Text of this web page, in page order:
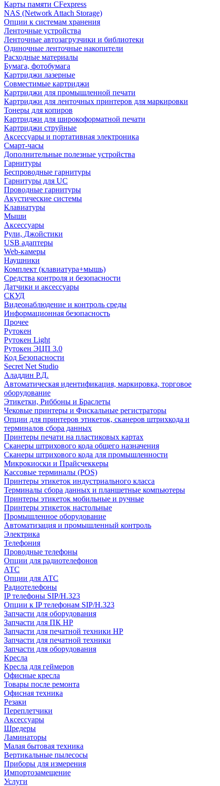
Карты памяти CFexpress
NAS (Network Attach Storage)
Опции к системам хранения
Ленточные устройства
Ленточные автозагрузчики и библиотеки
Одиночные ленточные накопители
Расходные материалы
Бумага, фотобумага
Картриджи лазерные
Совместимые картриджи
Картриджи для промышленной печати
Картриджи для ленточных принтеров для маркировки
Тонеры для копиров
Картриджи для широкоформатной печати
Картриджи струйные
Аксессуары и портативная электроника
Смарт-часы
Дополнительные полезные устройства
Гарнитуры
Беспроводные гарнитуры
Гарнитуры для UC
Проводные гарнитуры
Акустические системы
Клавиатуры
Мыши
Аксессуары
Рули, Джойстики
USB адаптеры
Web-камеры
Наушники
Комплект (клавиатура+мышь)
Средства контроля и безопасности
Датчики и аксессуары
СКУД
Видеонаблюдение и контроль среды
Информационная безопасность
Прочее
Рутокен
Рутокен Light
Рутокен ЭЦП 3.0
Код Безопасности
Secret Net Studio
Аладдин Р.Д.
Автоматическая идентификация, маркировка, торговое
оборудование
Этикетки, Риббоны и Браслеты
Чековые принтеры и Фискальные регистраторы
Опции для принтеров этикеток, сканеров штрихкода и
терминалов сбора данных
Принтеры печати на пластиковых картах
Сканеры штрихового кода общего назначения
Сканеры штрихового кода для промышленности
Микрокиоски и Прайсчеккеры
Кассовые терминалы (POS)
Принтеры этикеток индустриального класса
Терминалы сбора данных и планшетные компьютеры
Принтеры этикеток мобильные и ручные
Принтеры этикеток настольные
Промышленное оборудование
Автоматизация и промышленный контроль
Электрика
Телефония
Проводные телефоны
Опции для радиотелефонов
АТС
Опции для АТС
Радиотелефоны
IP телефоны SIP/H.323
Опции к IP телефонам SIP/H.323
Запчасти для оборудования
Запчасти для ПК HP
Запчасти для печатной техники HP
Запчасти для печатной техники
Запчасти для оборудования
Кресла
Кресла для геймеров
Офисные кресла
Товары после ремонта
Офисная техника
Резаки
Переплетчики
Аксессуары
Шредеры
Ламинаторы
Малая бытовая техника
Вертикальные пылесосы
Приборы для измерения
Импортозамещение
Услуги